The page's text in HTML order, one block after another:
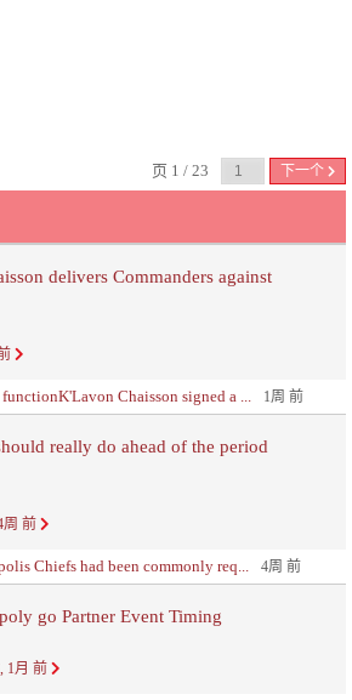
页 1 / 23 下一个
delivers Commanders against
Chaisson signed a ... 1周 前
really do ahead of the period
周 前
Chiefs had been commonly req... 4周 前
go Partner Event Timing
1月 前